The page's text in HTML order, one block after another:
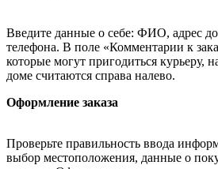
Введите данные о себе: ФИО, адрес
телефона. В поле «Комментарии к
которые могут пригодиться курьеру,
доме считаются справа налево.
Оформление заказа
Проверьте правильность ввода
выбор местоположения, данные о